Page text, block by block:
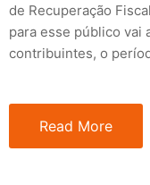
de Recuperação
para esse público vai
contribuintes, o
Read More